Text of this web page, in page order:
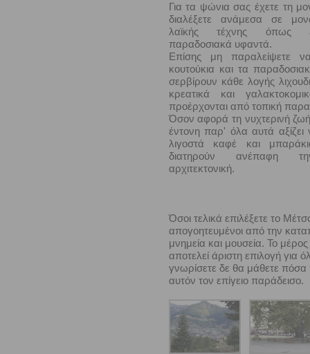
Για τα ψώνια σας έχετε τη
διαλέξετε ανάμεσα σε
λαϊκής τέχνης όπως
παραδοσιακά υφαντά.
Επίσης μη παραλείψετε να
κουτούκια και τα
σερβίρουν κάθε λογής
κρεατικά και
προέρχονται από τοπική
Όσον αφορά τη νυχτερινή ζωή
έντονη παρ' όλα αυτά αξίζει
λιγοστά καφέ και
διατηρούν ανέπαφη
αρχιτεκτονική.
Όσοι τελικά επιλέξετε το
απογοητευμένοι από την
μνημεία και μουσεία. Το
αποτελεί άριστη επιλογή για
γνωρίσετε δε θα μάθετε
αυτόν τον επίγειο παράδεισο.